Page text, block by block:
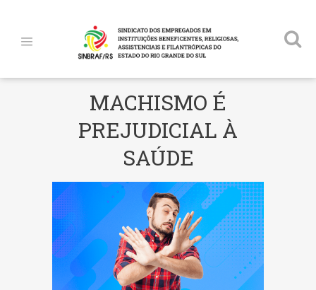
MACHISMO É
PREJUDICIAL À
SAÚDE